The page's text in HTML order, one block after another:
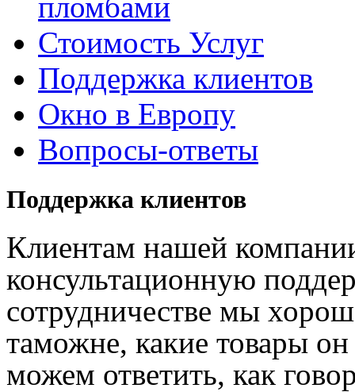
Стоимость Услуг
Поддержка клиентов
Окно в Европу
Вопросы-ответы
Поддержка клиентов
Клиентам нашей
консультационную
сотрудничестве мы
таможне, какие товары
можем ответить, как